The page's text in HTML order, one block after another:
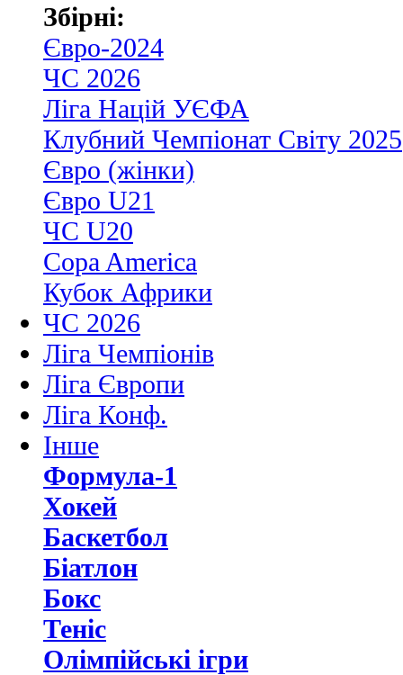
Збірні:
Євро-2024
ЧС 2026
Ліга Націй УЄФА
Клубний Чемпіонат Світу 2025
Євро (жінки)
Євро U21
ЧС U20
Copa America
Кубок Африки
ЧС 2026
Ліга Чемпіонів
Ліга Європи
Ліга Конф.
Інше
Формула-1
Хокей
Баскетбол
Біатлон
Бокс
Теніс
Олімпійські ігри